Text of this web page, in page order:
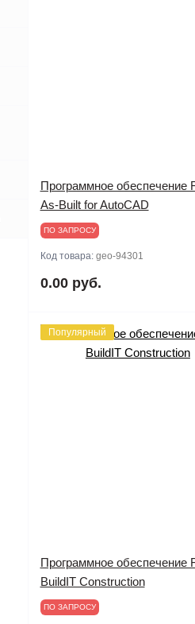
Программное обеспечение
As-Built for AutoCAD
ПО ЗАПРОСУ
Код товара: geo-94301
0.00 руб.
Популярный
Программное обеспечение
BuildIT Construction
ПО ЗАПРОСУ